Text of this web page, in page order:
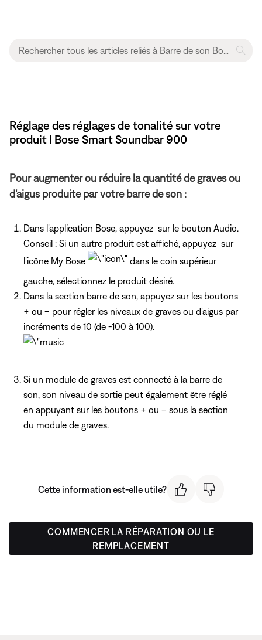
Réglage des réglages de tonalité sur votre
produit | Bose Smart Soundbar 900
Pour augmenter ou réduire la quantité de graves ou
d'aigus produite par votre barre de son :
Dans l'application Bose, appuyez sur le bouton Audio.
Conseil : Si un autre produit est affiché, appuyez sur
l'icône My Bose
dans le coin supérieur
gauche, sélectionnez le produit désiré.
Dans la section barre de son, appuyez sur les boutons
+ ou – pour régler les niveaux de graves ou d'aigus par
incréments de 10 (de -100 à 100).
Si un module de graves est connecté à la barre de
son, son niveau de sortie peut également être réglé
en appuyant sur les boutons + ou – sous la section
du module de graves.
Cette information est-elle utile?
COMMENCER LA RÉPARATION OU LE
REMPLACEMENT